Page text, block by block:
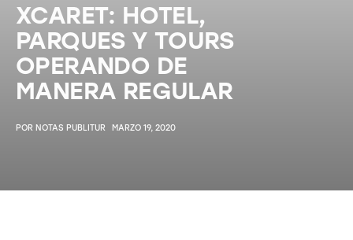
XCARET: HOTEL,
PARQUES Y TOURS
OPERANDO DE
MANERA REGULAR
POR NOTAS PUBLITUR MARZO 19, 2020